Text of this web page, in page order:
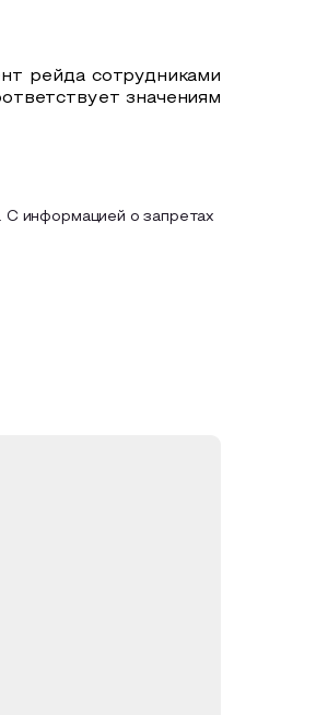
рейда сотрудниками
значениям
С информацией о запретах